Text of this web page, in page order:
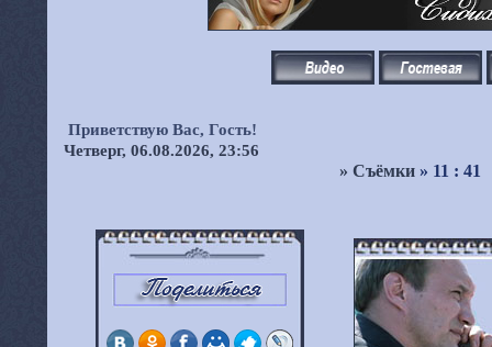
Четверг, 06.08.2026, 23:56
Приветствую Вас, Гость!
» Съёмки » 11 : 41